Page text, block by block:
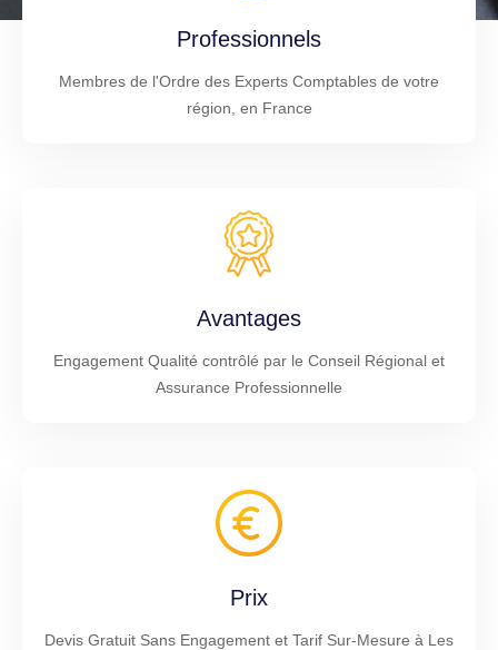
Professionnels
Membres de l'Ordre des Experts Comptables de votre
région, en France
Avantages
Engagement Qualité contrôlé par le Conseil Régional et
Assurance Professionnelle
Prix
Devis Gratuit Sans Engagement et Tarif Sur-Mesure à Les